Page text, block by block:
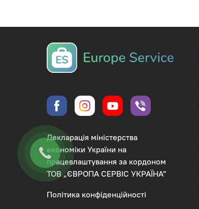
Політика конфіденційності
Декларація міністерства
економіки України на
працевлаштування за кордоном
ТОВ „ЄВРОПА СЕРВІС УКРАЇНА”